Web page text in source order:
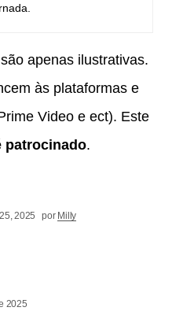
apenas ilustrativas.
às plataformas e
Video e ect). Este
patrocinado.
2025 por Milly
2025